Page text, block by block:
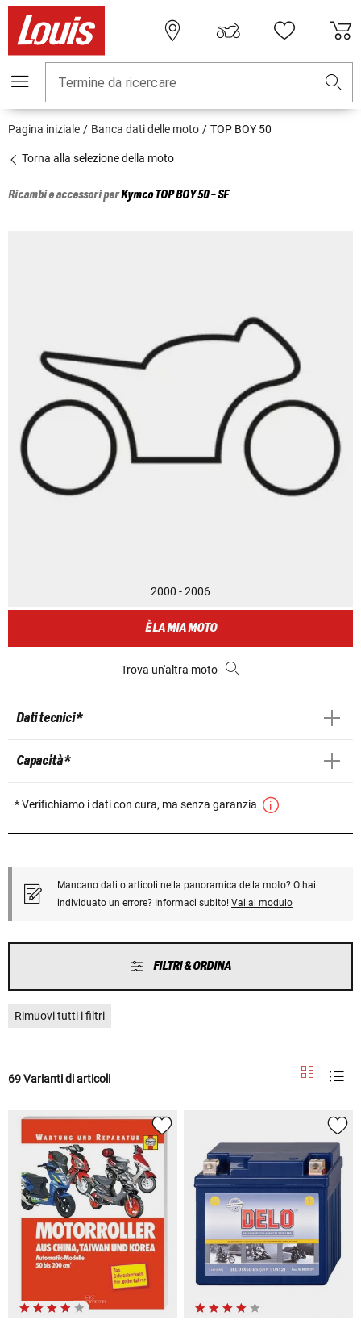
Termine da ricercare
Pagina iniziale Banca dati delle moto TOP BOY 50
Torna alla selezione della moto
Ricambi e accessori perKymcoTOP BOY 50 - SF
2000 - 2006
È LA MIA MOTO
Trova un'altra moto
Dati tecnici *
Capacità *
* Verifichiamo i dati con cura, ma senza garanzia
Mancano dati o articoli nella panoramica della moto? O hai
individuato un errore? Informaci subito! Vai al modulo
FILTRI & ORDINA
Rimuovi tutti i filtri
69 Varianti di articoli